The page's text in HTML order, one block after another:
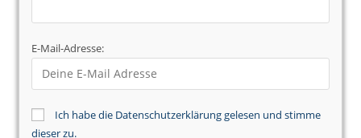
E-Mail-Adresse:
Ich habe die Datenschutzerklärung gelesen und stimme
dieser zu.